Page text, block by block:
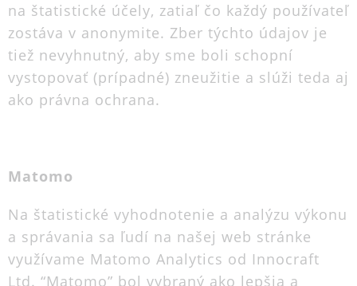
na štatistické účely, zatiaľ čo každý používateľ
zostáva v anonymite. Zber týchto údajov je
tiež nevyhnutný, aby sme boli schopní
vystopovať (prípadné) zneužitie a slúži teda aj
ako právna ochrana.
Matomo
Na štatistické vyhodnotenie a analýzu výkonu
a správania sa ľudí na našej web stránke
využívame Matomo Analytics od Innocraft
Ltd. “Matomo” bol vybraný ako lepšia a